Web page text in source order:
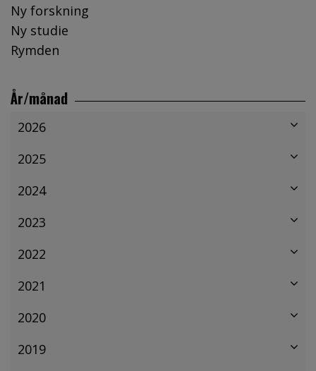
Ny forskning
Ny studie
Rymden
År/månad
2026
2025
2024
2023
2022
2021
2020
2019